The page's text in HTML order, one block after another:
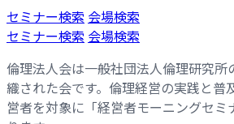
コ
ン
ン
ツ
へ
ナ
ビ
ー
シ
ョ
セミナー検索 会場検索
セミナー検索 会場検索
倫理法人会は一般社団法人倫理研究所
織された会です。倫理経営の実践と普
営者を対象に「経営者モーニングセミ